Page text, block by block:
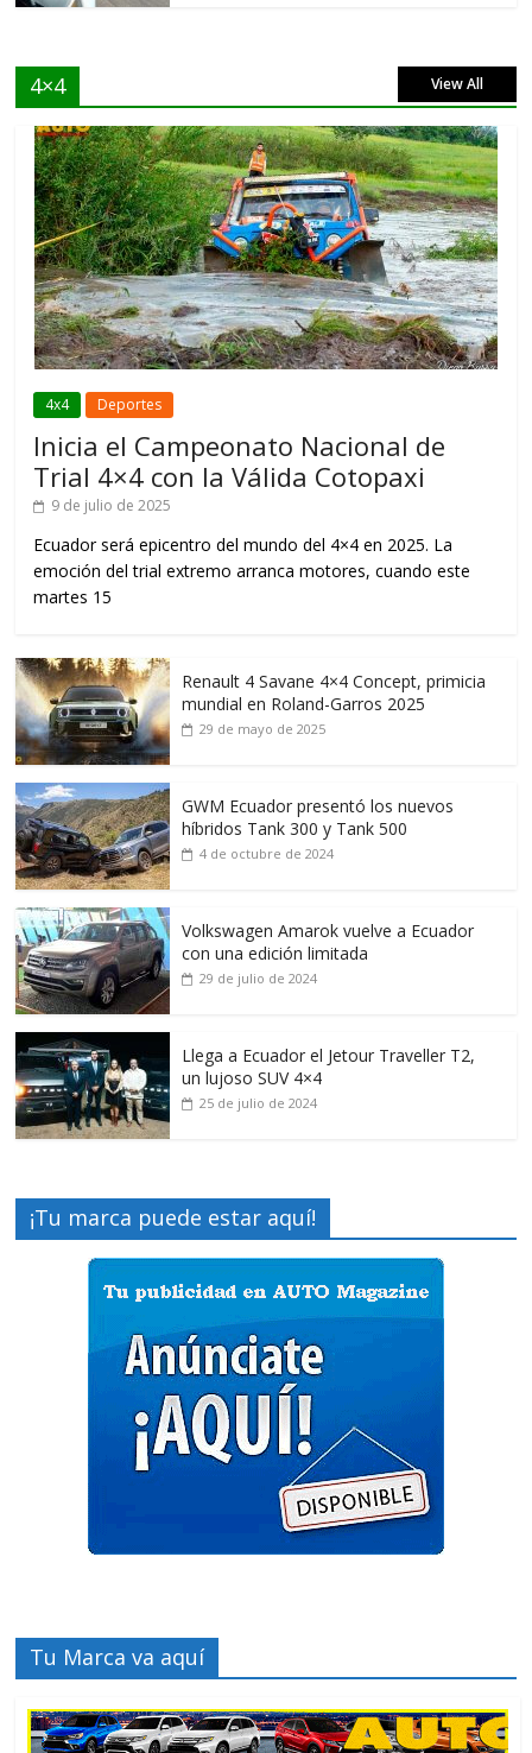
4×4 View All
4x4 Deportes
Inicia el Campeonato Nacional de
Trial 4×4 con la Válida Cotopaxi
9 de julio de 2025
Ecuador será epicentro del mundo del 4×4 en 2025. La
emoción del trial extremo arranca motores, cuando este
martes 15
Renault 4 Savane 4×4 Concept, primicia
mundial en Roland-Garros 2025
29 de mayo de 2025
GWM Ecuador presentó los nuevos
híbridos Tank 300 y Tank 500
4 de octubre de 2024
Volkswagen Amarok vuelve a Ecuador
con una edición limitada
29 de julio de 2024
Llega a Ecuador el Jetour Traveller T2,
un lujoso SUV 4×4
25 de julio de 2024
¡Tu marca puede estar aquí!
Tu Marca va aquí